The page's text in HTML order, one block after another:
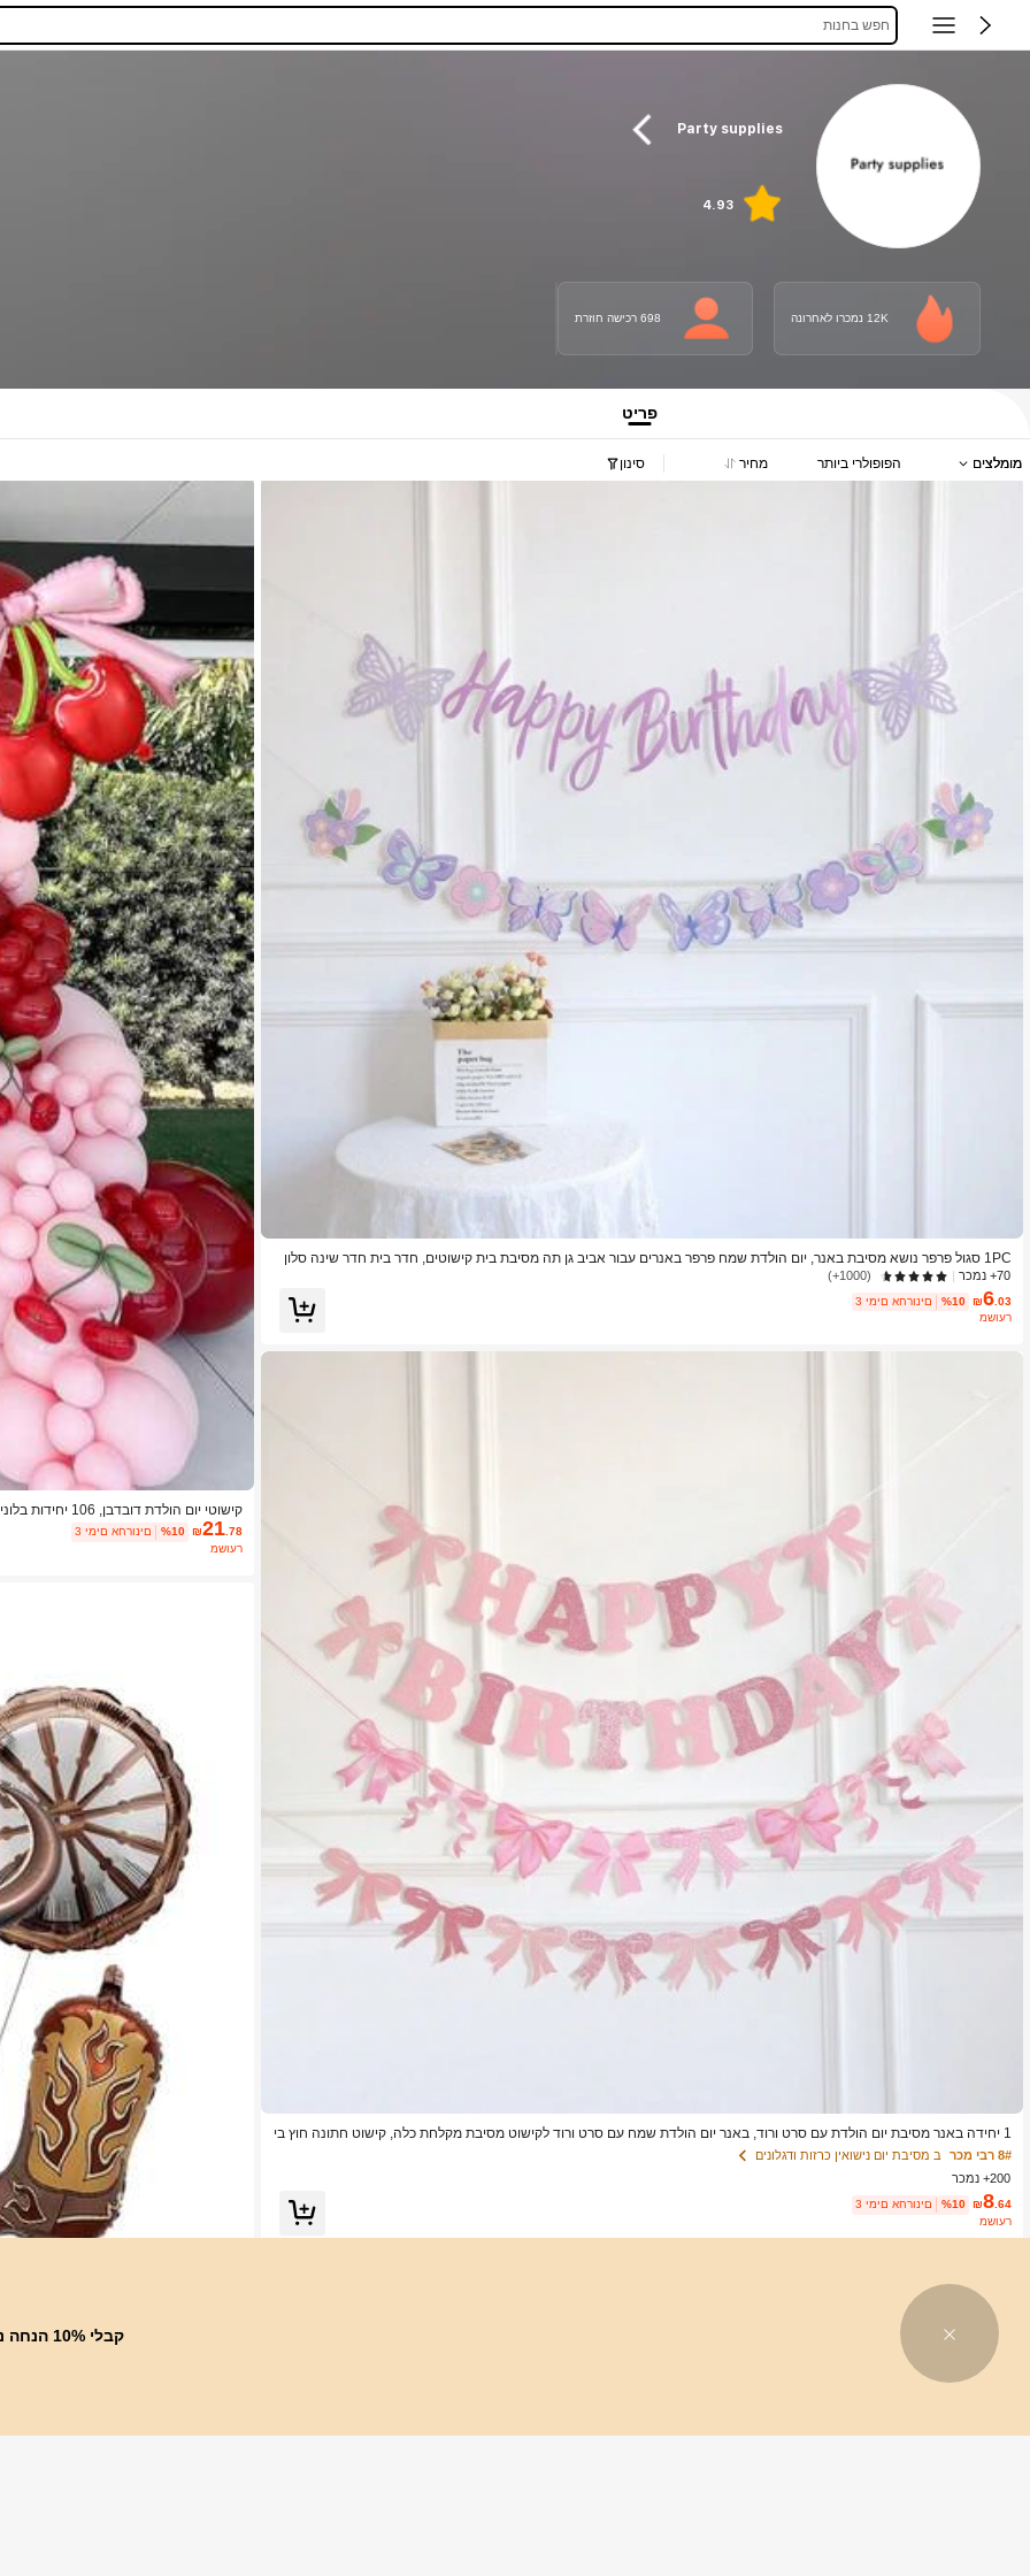
חפש בחנות
Party supplies
4.93
12K נמכרו לאחרונה 698 רכישה חוזרת
פריט
מומלצים הפופולרי ביותר מחיר סינון
1PC סגול פרפר נושא מסיבת באנר, יום הולדת שמח פרפר באנרים עבור אביב גן תה מסיבת בית קישוטים, חדר בית חדר שינה סלון
חתונה חיצוני
70+ נמכר (1000+)
₪6 .03
%10
3 ימים אחרונים
משוער
1 יחידה באנר מסיבת יום הולדת עם סרט ורוד, באנר יום הולדת שמח עם סרט ורוד לקישוט מסיבת מקלחת כלה, קישוט חתונה חוץ בי
ת חדר שינה וסלון
8# רבי מכר
ב מסיבת יום נישואין כרזות ודגלונים
200+ נמכר
₪8 .64
%10
3 ימים אחרונים
משוער
קישוטי יום
ראשון פירות חמודים מתנות למסיבה
₪21 .78
%10
3 ימים אחרונים
משוער
קבלי 10% הנחה נוספים על